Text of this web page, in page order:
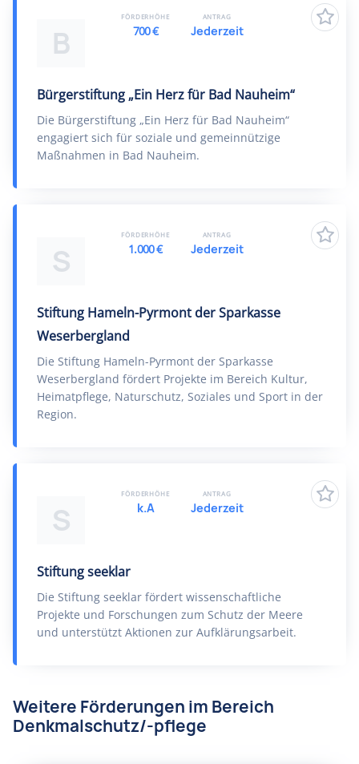
B
Bürgerstiftung „Ein Herz für Bad Nauheim“
Die Bürgerstiftung „Ein Herz für Bad Nauheim“
engagiert sich für soziale und gemeinnützige
Maßnahmen in Bad Nauheim.
FÖRDERHÖHE
700 €
ANTRAG
Jederzeit
S
Stiftung Hameln-Pyrmont der Sparkasse
Weserbergland
Die Stiftung Hameln-Pyrmont der Sparkasse
Weserbergland fördert Projekte im Bereich Kultur,
Heimatpflege, Naturschutz, Soziales und Sport in der
Region.
FÖRDERHÖHE
1.000 €
ANTRAG
Jederzeit
S
Stiftung seeklar
Die Stiftung seeklar fördert wissenschaftliche
Projekte und Forschungen zum Schutz der Meere
und unterstützt Aktionen zur Aufklärungsarbeit.
FÖRDERHÖHE
k.A
ANTRAG
Jederzeit
Weitere Förderungen im Bereich
Denkmalschutz/-pflege